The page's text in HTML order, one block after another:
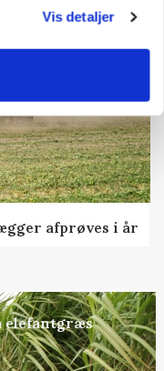
Vis detaljer
afprøves i år
elefantgræs